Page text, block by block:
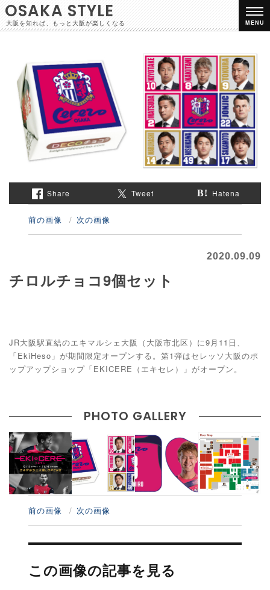
OSAKA STYLE
大阪を知れば、もっと大阪が楽しくなる MENU
Share Tweet Hatena
前の画像 次の画像
2020.09.09
チロルチョコ9個セット
JR大阪駅直結のエキマルシェ大阪（大阪市北区）に9月11日、
「EkiHeso」が期間限定オープンする。第1弾はセレッソ大阪のポ
ップアップショップ「EKICERE（エキセレ）」がオープン。
PHOTO GALLERY
前の画像 次の画像
投
ナ
ビ
この画像の記事を見る